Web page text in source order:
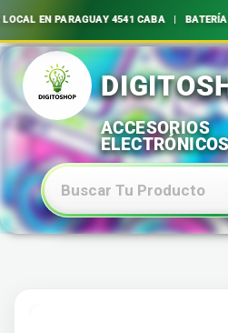
EN PARAGUAY 4541 CABA | BATERÍAS,
Ir
al
contenido